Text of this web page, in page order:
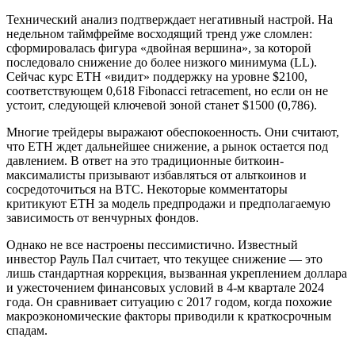
Технический анализ подтверждает негативный настрой. На
недельном таймфрейме восходящий тренд уже сломлен:
сформировалась фигура «двойная вершина», за которой
последовало снижение до более низкого минимума (LL).
Сейчас курс ETH «видит» поддержку на уровне $2100,
соответствующем 0,618 Fibonacci retracement, но если он не
устоит, следующей ключевой зоной станет $1500 (0,786).
Многие трейдеры выражают обеспокоенность. Они считают,
что ETH ждет дальнейшее снижение, а рынок остается под
давлением. В ответ на это традиционные биткоин-
максималисты призывают избавляться от альткоинов и
сосредоточиться на BTC. Некоторые комментаторы
критикуют ETH за модель предпродажи и предполагаемую
зависимость от венчурных фондов.
Однако не все настроены пессимистично. Известный
инвестор Рауль Пал считает, что текущее снижение — это
лишь стандартная коррекция, вызванная укреплением доллара
и ужесточением финансовых условий в 4-м квартале 2024
года. Он сравнивает ситуацию с 2017 годом, когда похожие
макроэкономические факторы приводили к краткосрочным
спадам.